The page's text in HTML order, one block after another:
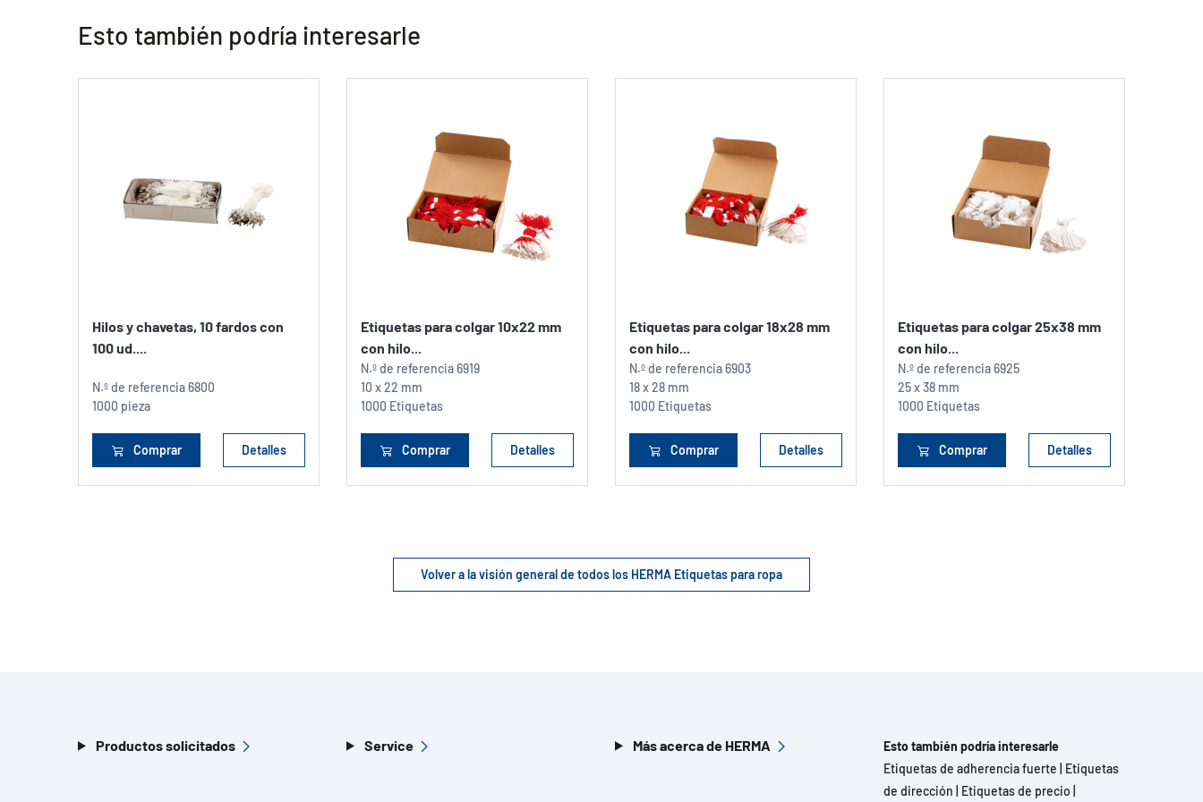
Esto también podría interesarle
Hilos y chavetas, 10 fardos con
100 ud....
N.º de referencia6800
1000 pieza
Comprar Detalles
Etiquetas para colgar 10x22 mm
con hilo...
N.º de referencia6919
10 x 22 mm
1000 Etiquetas
Comprar Detalles
Etiquetas para colgar 18x28 mm
con hilo...
N.º de referencia6903
18 x 28 mm
1000 Etiquetas
Comprar Detalles
Etiquetas para colgar 25x38 mm
con hilo...
N.º de referencia6925
25 x 38 mm
1000 Etiquetas
Comprar Detalles
Volver a la visión general de todos los HERMA Etiquetas para ropa
Productos solicitados Service Más acerca de HERMA
Esto también podría interesarle
Etiquetas de adherencia fuerte
Etiquetas
de dirección
Etiquetas de precio